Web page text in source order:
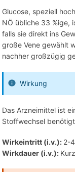
Glucose, speziell
NÖ übliche 33 %ige,
falls sie direkt ins
große Vene gewählt
nachher großzügig
Wirkung
Das Arzneimittel ist
Stoffwechsel
Wirkeintritt (i.v.): 2-
Wirkdauer (i.v.):